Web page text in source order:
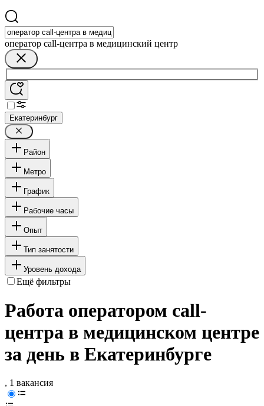
оператор call-центра в медицинский центр
Екатеринбург
Район
Метро
График
Рабочие часы
Опыт
Тип занятости
Уровень дохода
Ещё фильтры
Работа оператором call-
центра в медицинском центре
за день в Екатеринбурге
, 1 вакансия